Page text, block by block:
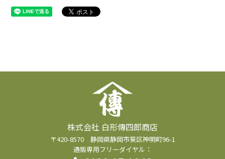
株式会社 白形傳四郎商店
〒420-8570 静岡県静岡市葵区神明町96-1
通販専用フリーダイヤル：